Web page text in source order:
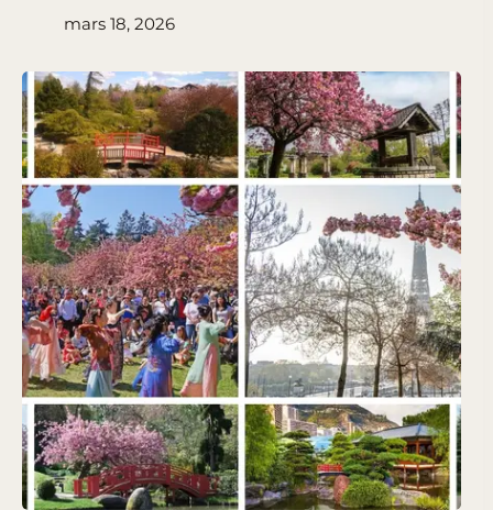
mars 18, 2026